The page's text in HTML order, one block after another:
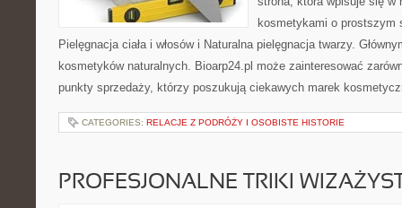
kosmetykami o prostszym
Pielęgnacja ciała i włosów i Naturalna pielęgnacja twarzy.
kosmetyków naturalnych. Bioarp24.pl może zainteresować
punkty sprzedaży, którzy poszukują ciekawych marek
CATEGORIES: RELACJE Z PODRÓŻY I OSOBISTE HISTORIE
PROFESJONALNE TRIKI